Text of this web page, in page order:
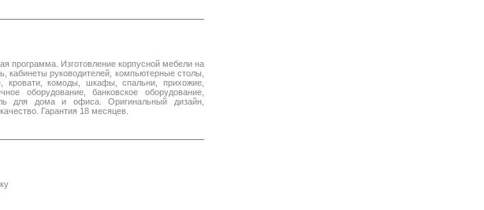
программа. Изготовление корпусной мебели на
кабинеты руководителей, компьютерные столы,
комоды, шкафы, спальни, прихожие,
оборудование, банковское оборудование,
для дома и офиса. Оригинальный дизайн,
Гарантия 18 месяцев.